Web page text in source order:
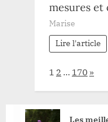
mesures et
Marise
Lire l'article
Page:
1 2 … 170 Next
»
Les